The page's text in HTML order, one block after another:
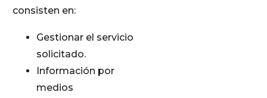
consisten en:
Gestionar el servicio
solicitado.
Información por
medios